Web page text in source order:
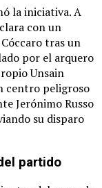
la iniciativa. A
con un
tras un
por el arquero
Unsain
centro peligroso
Jerónimo Russo
su disparo
partido